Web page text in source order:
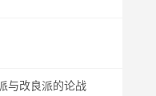
与改良派的论战